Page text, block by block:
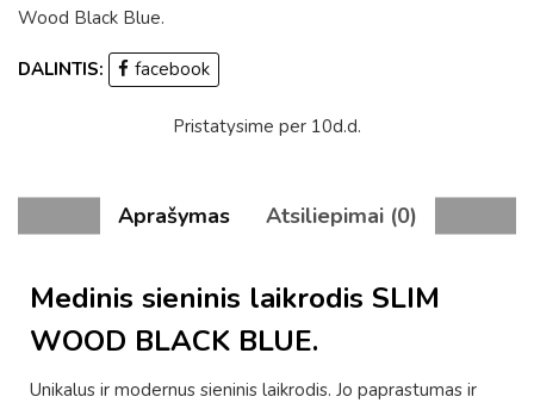
Wood Black Blue.
DALINTIS: facebook
Pristatysime per 10d.d.
Aprašymas Atsiliepimai (0)
Medinis sieninis laikrodis SLIM
WOOD BLACK BLUE.
Unikalus ir modernus sieninis laikrodis. Jo paprastumas ir